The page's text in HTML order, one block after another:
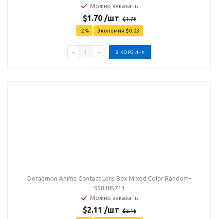
Можно заказать
$1.70 /шт $1.73
-2% Экономия $0.03
В КОРЗИНУ
Doraemon Anime Contact Lens Box Mixed Color Random-
958485713
Можно заказать
$2.11 /шт $2.15